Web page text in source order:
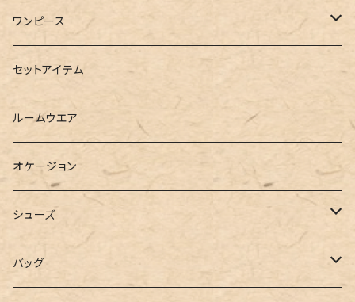
ロングシャツ
ダウンジャケット
ベスト
半袖
スウェット・パーカー
ニット
シャツ
ブラウス
カーディガン
ポロシャツ
スキニー
ショートパンツ
ハーフパンツ
スウェット
ジャージ
スラックス
ロング
ミニ
その他
ワンピース
シャツワンピース
スウェットワンピース
パーカーワンピース
ニットワンピース
キャミワンピース
セットアイテム
ルームウエア
オケージョン
シューズ
ブーツ
バッグ